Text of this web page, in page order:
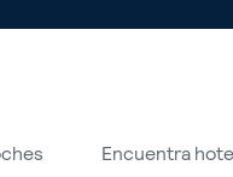
Encuentra